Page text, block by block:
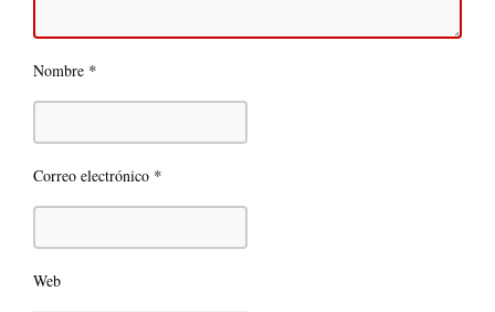
Nombre *
Correo electrónico *
Web